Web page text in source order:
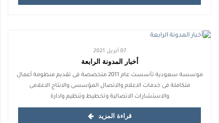
07 أبريل 2021
أخبار المدونة الرابعة
موسسة سعودية تأسست عام 2011 متخصصة فى تقديم منظومة أعمال
متكاملة فى خدمات الاعلام والاتصال المؤسسى والانتاج الاعلامى
والاستشارات الاتصالية وتخطيط وتنظيم وادارة
قراءة المزيد